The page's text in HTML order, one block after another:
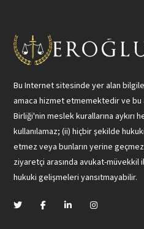
Bu Internet sitesinde yer alan
amaca hizmet etmemektedir ve
Birliği'nin meslek kurallarına aykırı
kullanılamaz; (ii) hiçbir şekilde
etmez veya bunların yerine
ziyaretçi arasında avukat-
hukuki gelişmeleri yansıtmayabilir.